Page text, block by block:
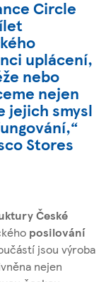
Circle
uplácení,
nebo
nejen
jejich smysl
Stores
České
posilování
jsou výroba
nejen